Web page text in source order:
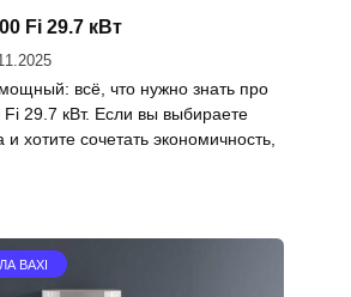
Fi 29.7 кВт
всё, что нужно знать про
29.7 кВт. Если вы выбираете
хотите сочетать экономичность,
BAXI